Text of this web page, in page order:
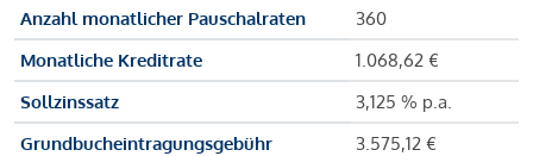
Anzahl monatlicher Pauschalraten
360
Monatliche Kreditrate
1.068,62 €
Sollzinssatz
3,125 % p.a.
Grundbucheintragungsgebühr
3.575,12 €